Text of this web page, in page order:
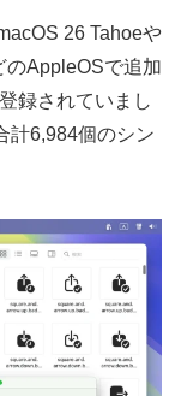
26 Tahoeや
のAppleOSで追加
録されていまし
計6,984個のシン